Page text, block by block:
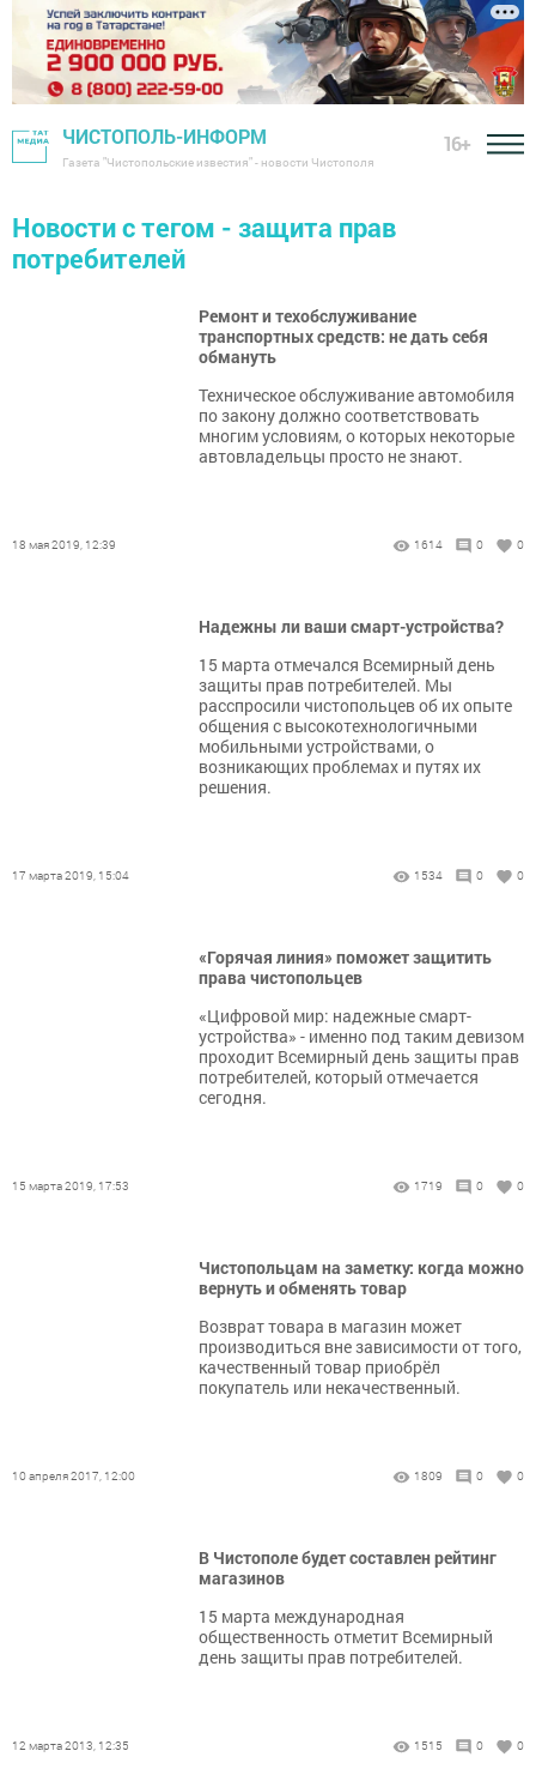
ЧИСТОПОЛЬ-ИНФОРМ
Газета "Чистопольские известия" - новости Чистополя
16+
Новости с тегом - защита прав
потребителей
Ремонт и техобслуживание
транспортных средств: не дать себя
обмануть
Техническое обслуживание автомобиля
по закону должно соответствовать
многим условиям, о которых некоторые
автовладельцы просто не знают.
18 мая 2019, 12:39 1614 0 0
Надежны ли ваши смарт-устройства?
15 марта отмечался Всемирный день
защиты прав потребителей. Мы
расспросили чистопольцев об их опыте
общения с высокотехнологичными
мобильными устройствами, о
возникающих проблемах и путях их
решения.
17 марта 2019, 15:04 1534 0 0
«Горячая линия» поможет защитить
права чистопольцев
«Цифровой мир: надежные смарт-
устройства» - именно под таким девизом
проходит Всемирный день защиты прав
потребителей, который отмечается
сегодня.
15 марта 2019, 17:53 1719 0 0
Чистопольцам на заметку: когда можно
вернуть и обменять товар
Возврат товара в магазин может
производиться вне зависимости от того,
качественный товар приобрёл
покупатель или некачественный.
10 апреля 2017, 12:00 1809 0 0
В Чистополе будет составлен рейтинг
магазинов
15 марта международная
общественность отметит Всемирный
день защиты прав потребителей.
12 марта 2013, 12:35 1515 0 0